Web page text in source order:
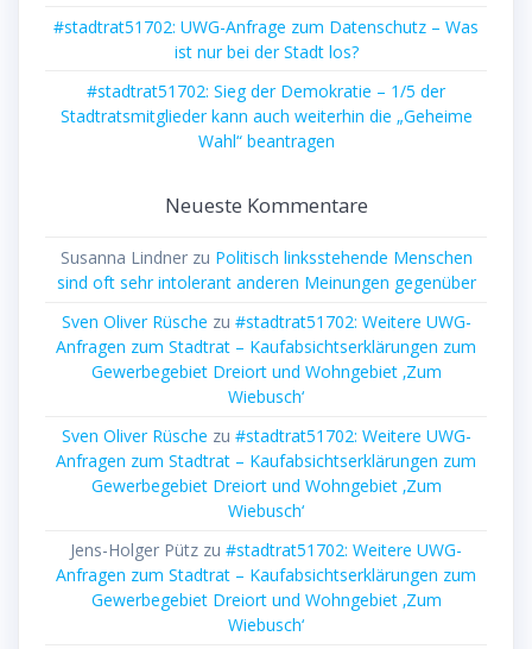
#stadtrat51702: UWG-Anfrage zum Datenschutz – Was
ist nur bei der Stadt los?
#stadtrat51702: Sieg der Demokratie – 1/5 der
Stadtratsmitglieder kann auch weiterhin die „Geheime
Wahl“ beantragen
Neueste Kommentare
Susanna Lindnerzu Politisch linksstehende Menschen
sind oft sehr intolerant anderen Meinungen gegenüber
Sven Oliver Rüsche zu #stadtrat51702: Weitere UWG-
Anfragen zum Stadtrat – Kaufabsichtserklärungen zum
Gewerbegebiet Dreiort und Wohngebiet ‚Zum
Wiebusch‘
Sven Oliver Rüsche zu #stadtrat51702: Weitere UWG-
Anfragen zum Stadtrat – Kaufabsichtserklärungen zum
Gewerbegebiet Dreiort und Wohngebiet ‚Zum
Wiebusch‘
Jens-Holger Pütz zu #stadtrat51702: Weitere UWG-
Anfragen zum Stadtrat – Kaufabsichtserklärungen zum
Gewerbegebiet Dreiort und Wohngebiet ‚Zum
Wiebusch‘